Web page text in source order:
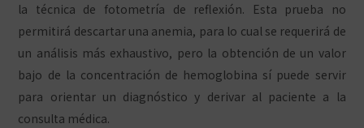
la técnica de fotometría de reflexión. Esta prueba no
permitirá descartar una anemia, para lo cual se requerirá de
un análisis más exhaustivo, pero la obtención de un valor
bajo de la concentración de hemoglobina sí puede servir
para orientar un diagnóstico y derivar al paciente a la
consulta médica.